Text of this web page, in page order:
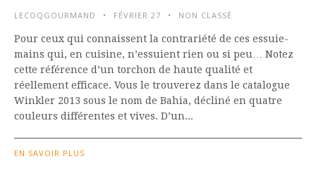
LECOQGOURMAND FÉVRIER 27 NON CLASSÉ
Pour ceux qui connaissent la contrariété de ces essuie-
mains qui, en cuisine, n’essuient rien ou si peu… Notez
cette référence d’un torchon de haute qualité et
réellement efficace. Vous le trouverez dans le catalogue
Winkler 2013 sous le nom de Bahia, décliné en quatre
couleurs différentes et vives. D’un...
EN SAVOIR PLUS